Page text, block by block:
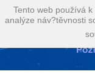
Tento web používá
analýze náv?těvnosti